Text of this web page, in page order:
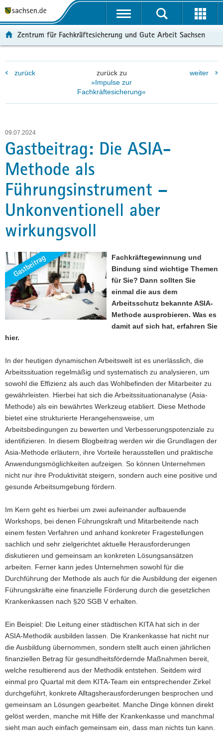
t
l
r
e
i
f
e
n
e
a
g
t
i
t
l
a
t
i
o
n
p
i
t
r
i
c
h
Zentrum für Fachkräftesicherung und Gute Arbeit Sachsen
zurück
zurück zu
»Impulse zur
Fachkräftesicherung«
weiter
09.07.2024
Gastbeitrag: Die ASIA-
Methode als
Führungsinstrument –
Unkonventionell aber
wirkungsvoll
Fachkräftegewinnung und
Bindung sind wichtige Themen
für Sie? Dann sollten Sie
einmal die aus dem
Arbeitsschutz bekannte ASIA-
Methode ausprobieren. Was es
damit auf sich hat, erfahren Sie
hier.
In der heutigen dynamischen Arbeitswelt ist es unerlässlich, die
Arbeitssituation regelmäßig und systematisch zu analysieren, um
sowohl die Effizienz als auch das Wohlbefinden der Mitarbeiter zu
gewährleisten. Hierbei hat sich die Arbeitssituationanalyse (Asia-
Methode) als ein bewährtes Werkzeug etabliert. Diese Methode
bietet eine strukturierte Herangehensweise, um
Arbeitsbedingungen zu bewerten und Verbesserungspotenziale zu
identifizieren. In diesem Blogbeitrag werden wir die Grundlagen der
Asia-Methode erläutern, ihre Vorteile herausstellen und praktische
Anwendungsmöglichkeiten aufzeigen. So können Unternehmen
nicht nur ihre Produktivität steigern, sondern auch eine positive und
gesunde Arbeitsumgebung fördern.
Im Kern geht es hierbei um zwei aufeinander aufbauende
Workshops, bei denen Führungskraft und Mitarbeitende nach
einem festen Verfahren und anhand konkreter Fragestellungen
sachlich und sehr zielgerichtet aktuelle Herausforderungen
diskutieren und gemeinsam an konkreten Lösungsansätzen
arbeiten. Ferner kann jedes Unternehmen sowohl für die
Durchführung der Methode als auch für die Ausbildung der eigenen
Führungskräfte eine finanzielle Förderung durch die gesetzlichen
Krankenkassen nach §20 SGB V erhalten.
Ein Beispiel: Die Leitung einer städtischen KITA hat sich in der
ASIA-Methodik ausbilden lassen. Die Krankenkasse hat nicht nur
die Ausbildung übernommen, sondern stellt auch einen jährlichen
finanziellen Betrag für gesundheitsfördernde Maßnahmen bereit,
welche resultierend aus der Methodik entstehen. Seitdem wird
einmal pro Quartal mit dem KITA-Team ein entsprechender Zirkel
durchgeführt, konkrete Alltagsherausforderungen besprochen und
gemeinsam an Lösungen gearbeitet. Manche Dinge können direkt
gelöst werden, manche mit Hilfe der Krankenkasse und manchmal
sieht man auch einfach gemeinsam ein, dass man nichts tun kann.